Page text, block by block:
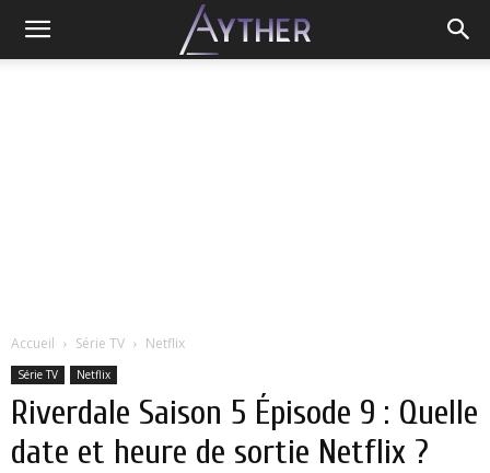
Accueil Série TV Netflix
Série TV Netflix
Riverdale Saison 5 Épisode 9 : Quelle
date et heure de sortie Netflix ?